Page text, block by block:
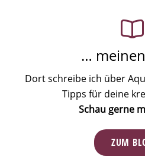
…
Dort schreibe ich über
Tipps für deine
Schau gerne
ZUM